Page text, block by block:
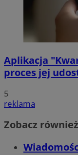
Aplikacja
proces jej
5
reklama
Zobacz również